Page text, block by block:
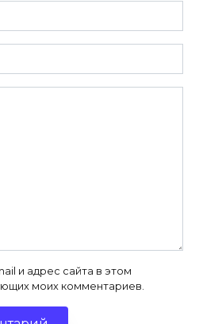
и адрес сайта в этом
моих комментариев.